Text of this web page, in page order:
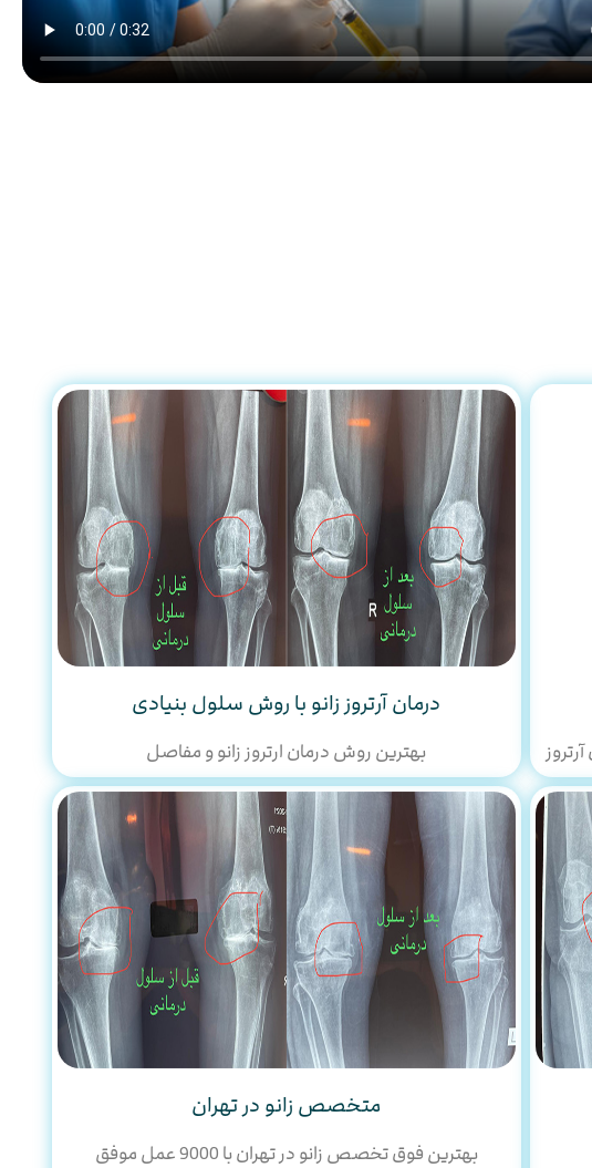
درمان آرتروز زانو با روش سلول بنیادی
بهترین روش درمان ارتروز زانو و مفاصل
متخصص زانو در تهران
بهترین فوق تخصص زانو در تهران با 9000 عمل موفق